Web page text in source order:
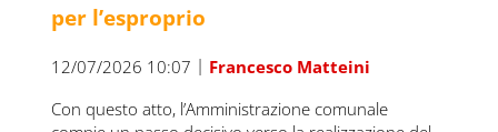
per l’esproprio
12/07/2026 10:07 | Francesco Matteini
Con questo atto, l’Amministrazione comunale